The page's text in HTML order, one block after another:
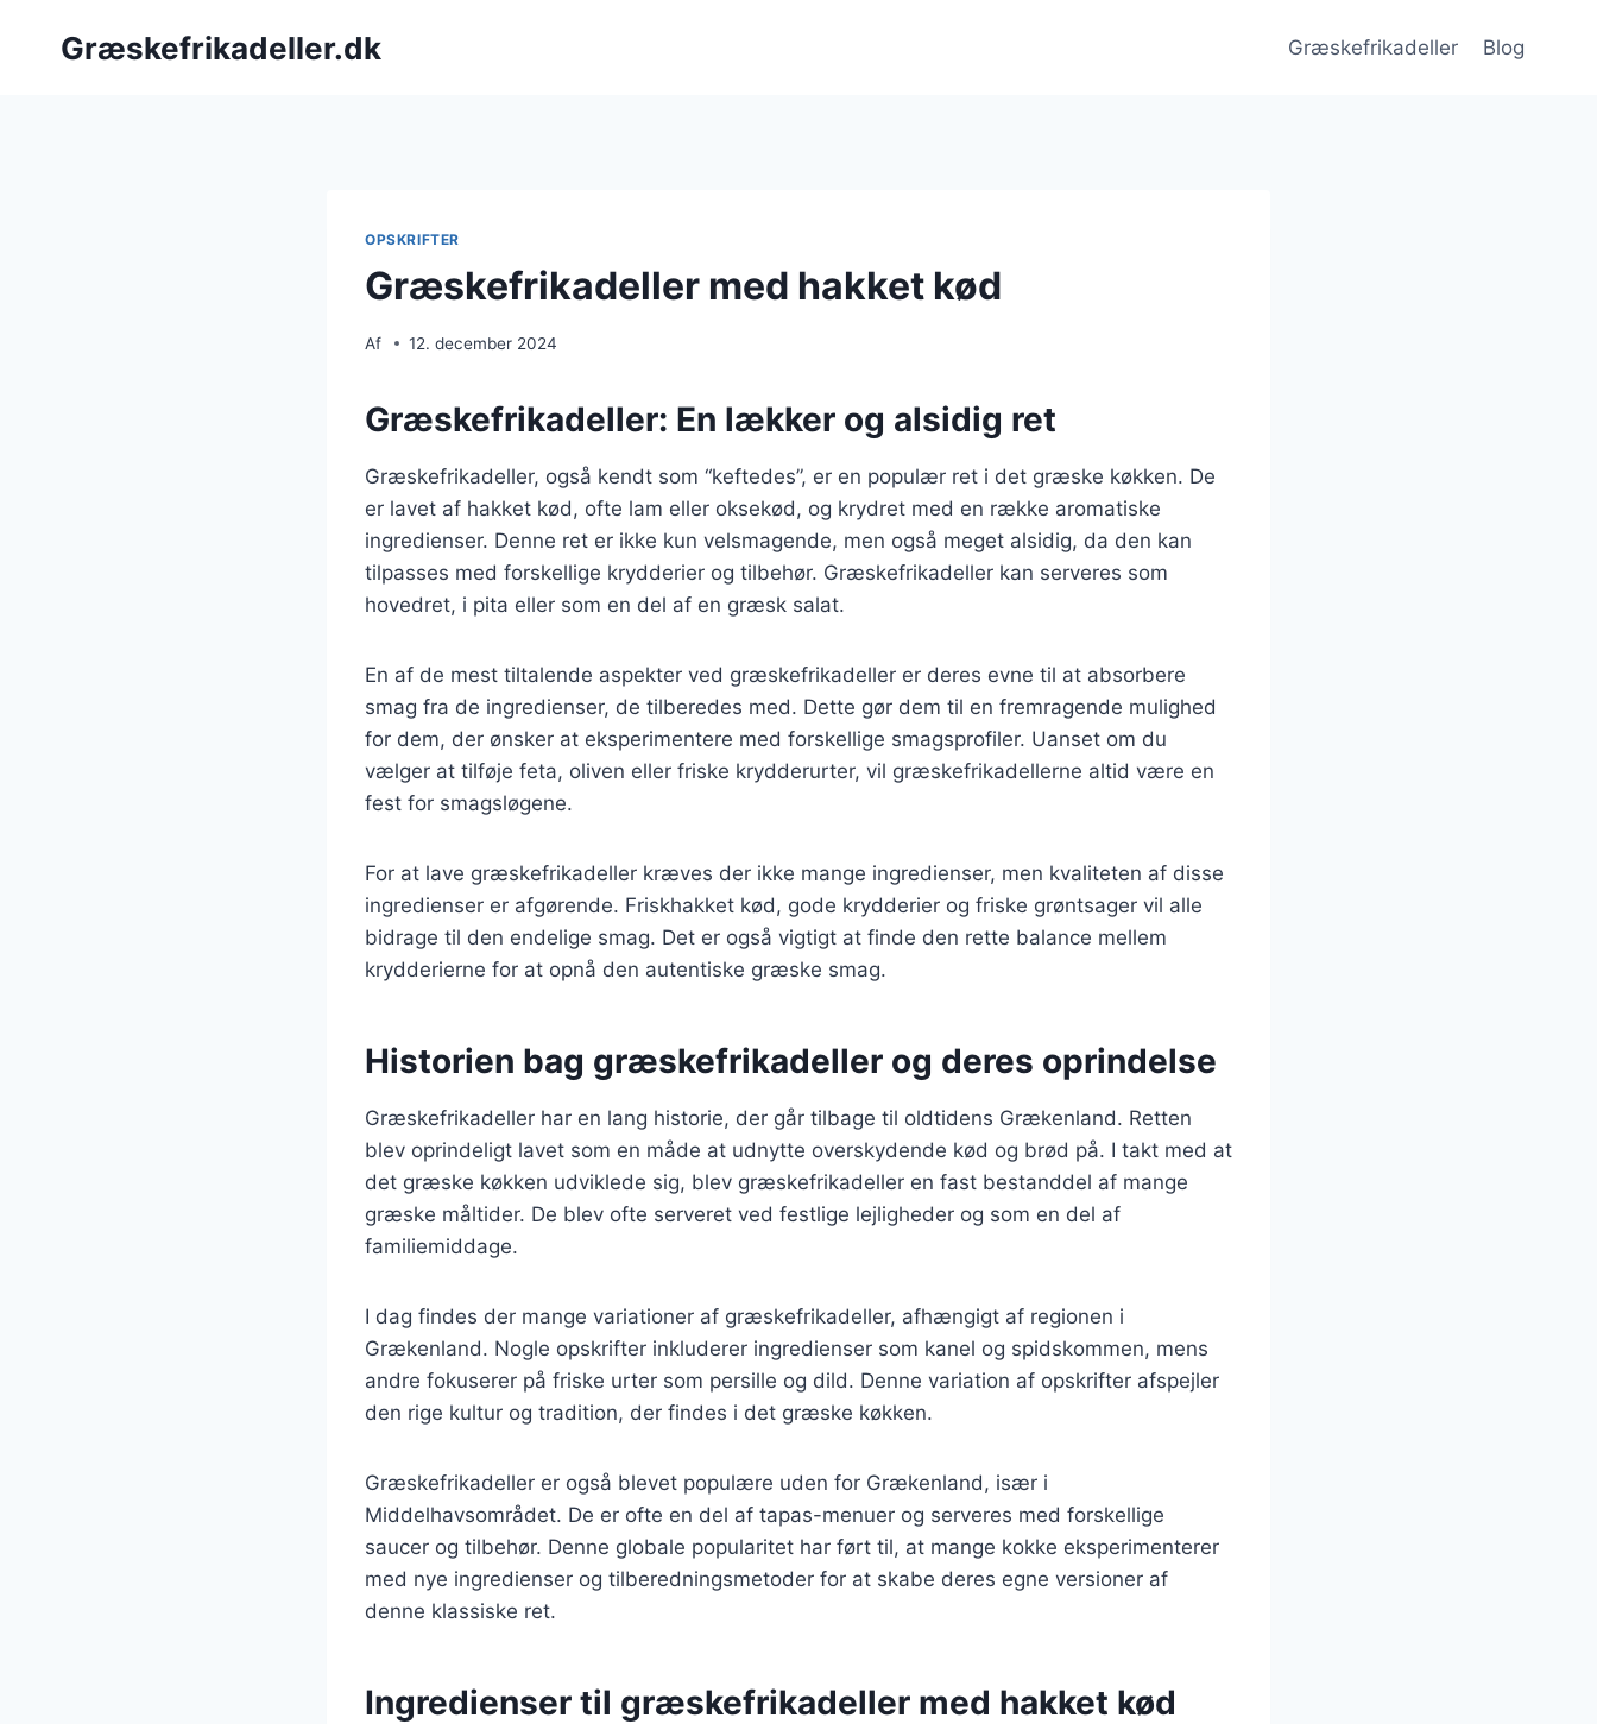
Græskefrikadeller.dk Græskefrikadeller Blog
OPSKRIFTER
Græskefrikadeller med hakket kød
Af 12. december 2024
Græskefrikadeller: En lækker og alsidig ret
Græskefrikadeller, også kendt som “keftedes”, er en populær ret i det græske køkken. De
er lavet af hakket kød, ofte lam eller oksekød, og krydret med en række aromatiske
ingredienser. Denne ret er ikke kun velsmagende, men også meget alsidig, da den kan
tilpasses med forskellige krydderier og tilbehør. Græskefrikadeller kan serveres som
hovedret, i pita eller som en del af en græsk salat.
En af de mest tiltalende aspekter ved græskefrikadeller er deres evne til at absorbere
smag fra de ingredienser, de tilberedes med. Dette gør dem til en fremragende mulighed
for dem, der ønsker at eksperimentere med forskellige smagsprofiler. Uanset om du
vælger at tilføje feta, oliven eller friske krydderurter, vil græskefrikadellerne altid være en
fest for smagsløgene.
For at lave græskefrikadeller kræves der ikke mange ingredienser, men kvaliteten af disse
ingredienser er afgørende. Friskhakket kød, gode krydderier og friske grøntsager vil alle
bidrage til den endelige smag. Det er også vigtigt at finde den rette balance mellem
krydderierne for at opnå den autentiske græske smag.
Historien bag græskefrikadeller og deres oprindelse
Græskefrikadeller har en lang historie, der går tilbage til oldtidens Grækenland. Retten
blev oprindeligt lavet som en måde at udnytte overskydende kød og brød på. I takt med at
det græske køkken udviklede sig, blev græskefrikadeller en fast bestanddel af mange
græske måltider. De blev ofte serveret ved festlige lejligheder og som en del af
familiemiddage.
I dag findes der mange variationer af græskefrikadeller, afhængigt af regionen i
Grækenland. Nogle opskrifter inkluderer ingredienser som kanel og spidskommen, mens
andre fokuserer på friske urter som persille og dild. Denne variation af opskrifter afspejler
den rige kultur og tradition, der findes i det græske køkken.
Græskefrikadeller er også blevet populære uden for Grækenland, især i
Middelhavsområdet. De er ofte en del af tapas-menuer og serveres med forskellige
saucer og tilbehør. Denne globale popularitet har ført til, at mange kokke eksperimenterer
med nye ingredienser og tilberedningsmetoder for at skabe deres egne versioner af
denne klassiske ret.
Ingredienser til græskefrikadeller med hakket kød